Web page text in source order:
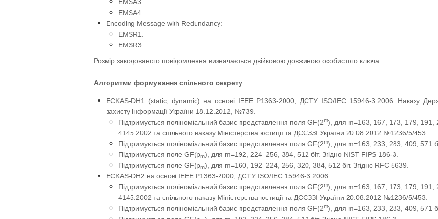
EMSA3.
EMSA4.
Encoding Message with Redundancy:
EMSR1.
EMSR3.
Розмір закодованого повідомлення визначається двійковою довжиною особистого ключа.
Алгоритми формування спільного секрету
ECKAS-DH1 (static, dynamic) на основі IEEE P1363-2000, ДСТУ ISO/IEC 15946-3:2006, Наказу
захисту інформації України 18.12.2012, №739.
Підтримується поліноміальний базис представлення поля GF(2m), для m=163, 167, 173, 179, 191,
4145:2002 та спільного наказу Міністерства юстиції та ДССЗЗІ України 20.08.2012 №1236/5/453.
Підтримується поліноміальний базис представлення поля GF(2m), для m=163, 233, 283, 409, 571
Підтримується поле GF(pm), для m=192, 224, 256, 384, 512 біт. Згідно NIST FIPS 186-3.
Підтримується поле GF(pm), для m=160, 192, 224, 256, 320, 384, 512 біт. Згідно RFC 5639.
ECKAS-DH2 на основі IEEE P1363-2000, ДСТУ ISO/IEC 15946-3:2006.
Підтримується поліноміальний базис представлення поля GF(2m), для m=163, 167, 173, 179, 191,
4145:2002 та спільного наказу Міністерства юстиції та ДССЗЗІ України 20.08.2012 №1236/5/453.
Підтримується поліноміальний базис представлення поля GF(2m), для m=163, 233, 283, 409, 571